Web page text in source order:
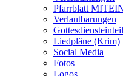
Pfarrblatt
Verlautbarungen
Liedpläne (Krim)
Social Media
Fotos
Logos